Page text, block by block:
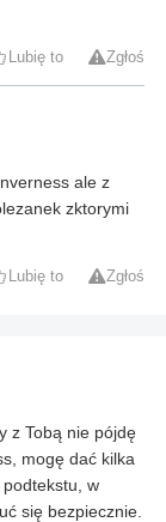
Lubię to Zgłoś
ale z
zktorymi
Lubię to Zgłoś
z Tobą nie pójdę
mogę dać kilka
w
się bezpiecznie.